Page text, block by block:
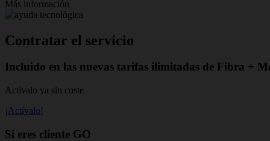
Más información
Contratar el servicio
Incluido en las nuevas tarifas ilimitadas de Fibra +
Actívalo ya sin coste
¡Actívalo!
Si eres cliente GO